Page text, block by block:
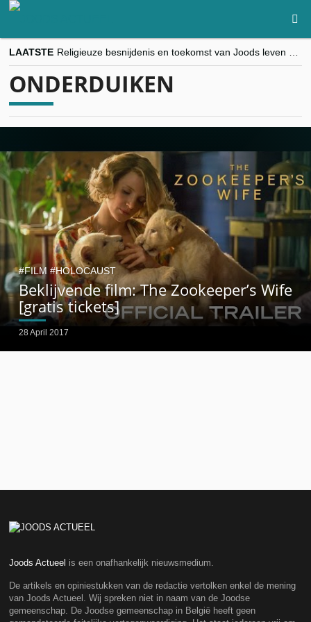
LAATSTE
“Besnijdenisdebat toont hoe moeilijk seculiere Westen minderheden begrijpt”, Jinnih Beels (Vooruit)
ONDERDUIKEN
Beklijvende film: The Zookeeper’s Wife
[gratis tickets]
28 April 2017
FILM HOLOCAUST
Joods Actueel is een onafhankelijk nieuwsmedium.
De artikels en opiniestukken van de redactie vertolken enkel de mening
van Joods Actueel. Wij spreken niet in naam van de Joodse
gemeenschap. De Joodse gemeenschap in België heeft geen